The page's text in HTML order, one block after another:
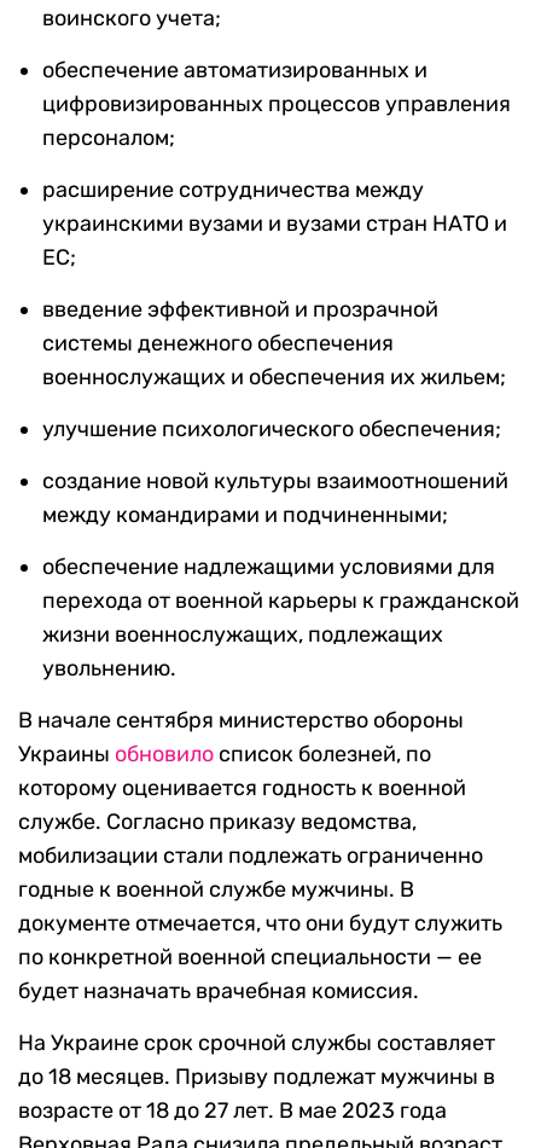
воинского учета;
обеспечение автоматизированных и
цифровизированных процессов управления
персоналом;
расширение сотрудничества между
украинскими вузами и вузами стран НАТО и
ЕС;
введение эффективной и прозрачной
системы денежного обеспечения
военнослужащих и обеспечения их жильем;
улучшение психологического обеспечения;
создание новой культуры взаимоотношений
между командирами и подчиненными;
обеспечение надлежащими условиями для
перехода от военной карьеры к гражданской
жизни военнослужащих, подлежащих
увольнению.
В начале сентября министерство обороны
Украины обновило список болезней, по
которому оценивается годность к военной
службе. Согласно приказу ведомства,
мобилизации стали подлежать ограниченно
годные к военной службе мужчины. В
документе отмечается, что они будут служить
по конкретной военной специальности — ее
будет назначать врачебная комиссия.
На Украине срок срочной службы составляет
до 18 месяцев. Призыву подлежат мужчины в
возрасте от 18 до 27 лет. В мае 2023 года